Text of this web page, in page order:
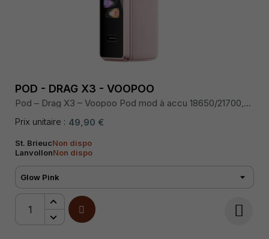
POD - DRAG X3 - VOOPOO
Pod – Drag X3 – Voopoo Pod mod à accu 18650/21700,
0,96″, cartouche PnP X 5 mL, airflow précis, résistances
PnP X mesh, recharge rapide USB-C.
Prix unitaire : 49,90 €
St. BrieucNon dispo
LanvollonNon dispo